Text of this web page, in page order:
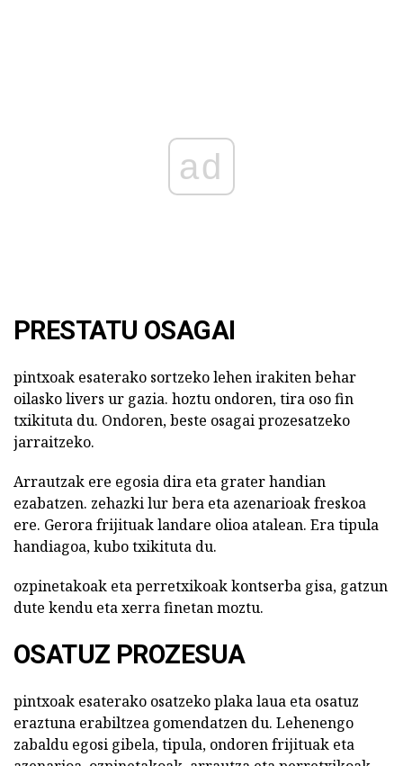
ad
PRESTATU OSAGAI
pintxoak esaterako sortzeko lehen irakiten behar
oilasko livers ur gazia. hoztu ondoren, tira oso fin
txikituta du. Ondoren, beste osagai prozesatzeko
jarraitzeko.
Arrautzak ere egosia dira eta grater handian
ezabatzen. zehazki lur bera eta azenarioak freskoa
ere. Gerora frijituak landare olioa atalean. Era tipula
handiagoa, kubo txikituta du.
ozpinetakoak eta perretxikoak kontserba gisa, gatzun
dute kendu eta xerra finetan moztu.
OSATUZ PROZESUA
pintxoak esaterako osatzeko plaka laua eta osatuz
eraztuna erabiltzea gomendatzen du. Lehenengo
zabaldu egosi gibela, tipula, ondoren frijituak eta